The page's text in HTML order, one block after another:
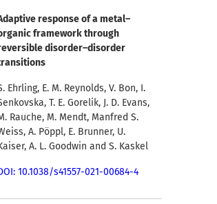
response of a metal–
framework through
disorder–disorder
Ehrling, E. M. Reynolds, V. Bon, I.
T. E. Gorelik, J. D. Evans,
Rauche, M. Mendt, Manfred S.
A. Pöppl, E. Brunner, U.
A. L. Goodwin and S. Kaskel
10.1038/s41557-021-00684-4